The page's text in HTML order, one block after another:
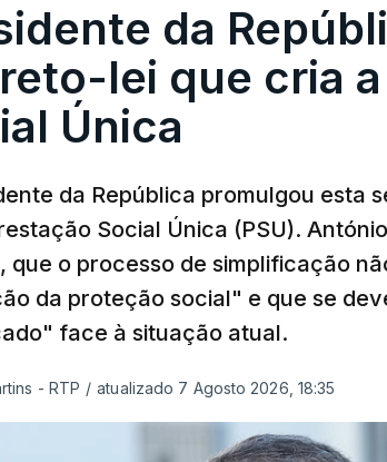
da
lei que cria
Única
da República promulgou esta
Social Única (PSU).
que o processo de simplificação
da proteção social" e que se
face à situação atual.
- RTP / atualizado 7 Agosto 2026, 18:35